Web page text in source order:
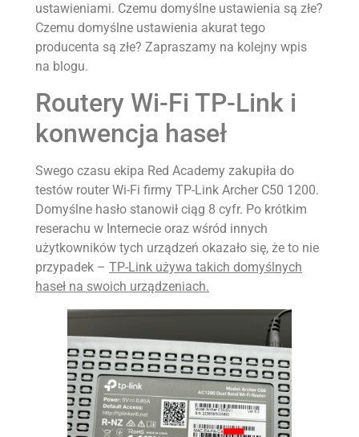
ustawieniami. Czemu domyślne ustawienia są złe?
Czemu domyślne ustawienia akurat tego
producenta są złe? Zapraszamy na kolejny wpis
na blogu.
Routery Wi-Fi TP-Link i
konwencja haseł
Swego czasu ekipa Red Academy zakupiła do
testów router Wi-Fi firmy TP-Link Archer C50 1200.
Domyślne hasło stanowił ciąg 8 cyfr. Po krótkim
reserachu w Internecie oraz wśród innych
użytkowników tych urządzeń okazało się, że to nie
przypadek – TP-Link używa takich domyślnych
haseł na swoich urządzeniach.